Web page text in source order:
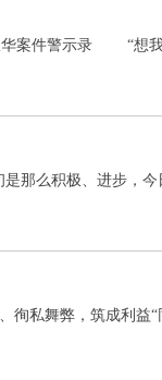
案件警示录 “想我
那么积极、进步，今
徇私舞弊，筑成利益